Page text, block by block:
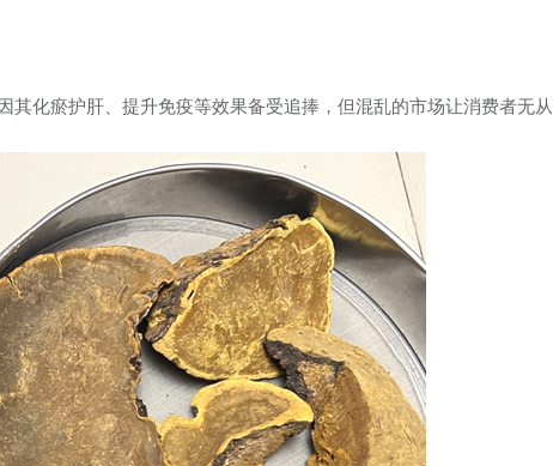
化瘀护肝、提升免疫等效果备受追捧，但混乱的市场让消费者无